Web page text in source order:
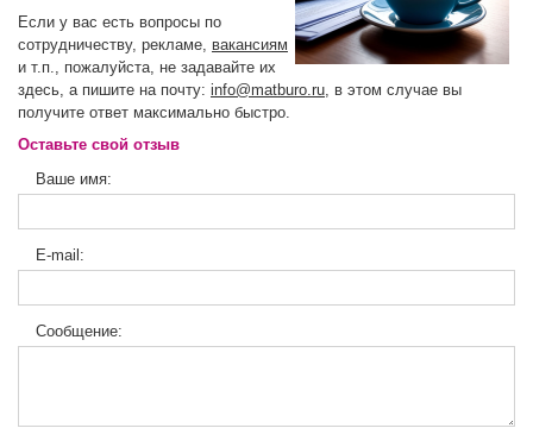
Если у вас есть вопросы по
сотрудничеству, рекламе, вакансиям
и т.п., пожалуйста, не задавайте их
здесь, а пишите на почту: info@matburo.ru, в этом случае вы
получите ответ максимально быстро.
Оставьте свой отзыв
Ваше имя:
E-mail:
Сообщение: